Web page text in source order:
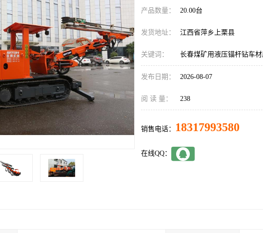
产品数量： 20.00台
发货地址： 江西省萍乡上栗县
关键词： 长春煤矿用液压锚杆钻车
发布日期： 2026-08-07
阅 读 量： 238
销售电话： 18317993580
在线QQ：